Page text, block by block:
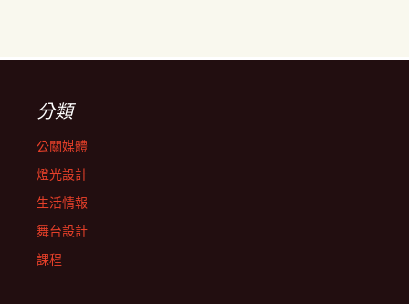
分類
公關媒體
燈光設計
生活情報
舞台設計
課程